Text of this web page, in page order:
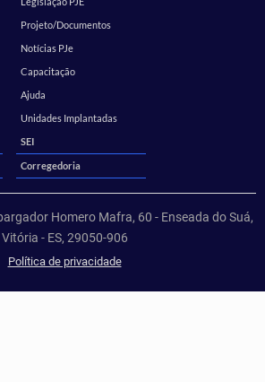
Projeto/Documentos
Notícias PJe
Capacitação
Ajuda
Unidades Implantadas
SEI
Corregedoria
Homero Mafra, 60 - Enseada do Suá,
Vitória - ES, 29050-906
Política de privacidade